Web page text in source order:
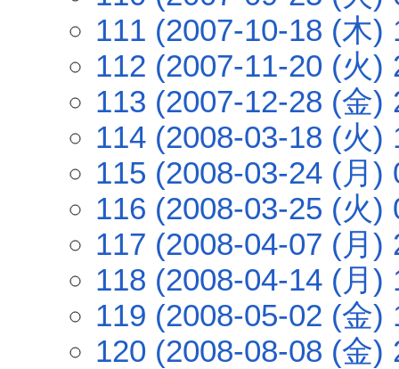
111 (2007-10-18 (木)
112 (2007-11-20 (火)
113 (2007-12-28 (金)
114 (2008-03-18 (火)
115 (2008-03-24 (月)
116 (2008-03-25 (火)
117 (2008-04-07 (月)
118 (2008-04-14 (月)
119 (2008-05-02 (金)
120 (2008-08-08 (金)